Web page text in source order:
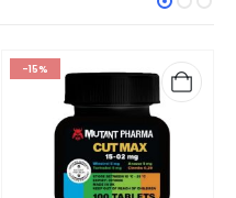
-15%